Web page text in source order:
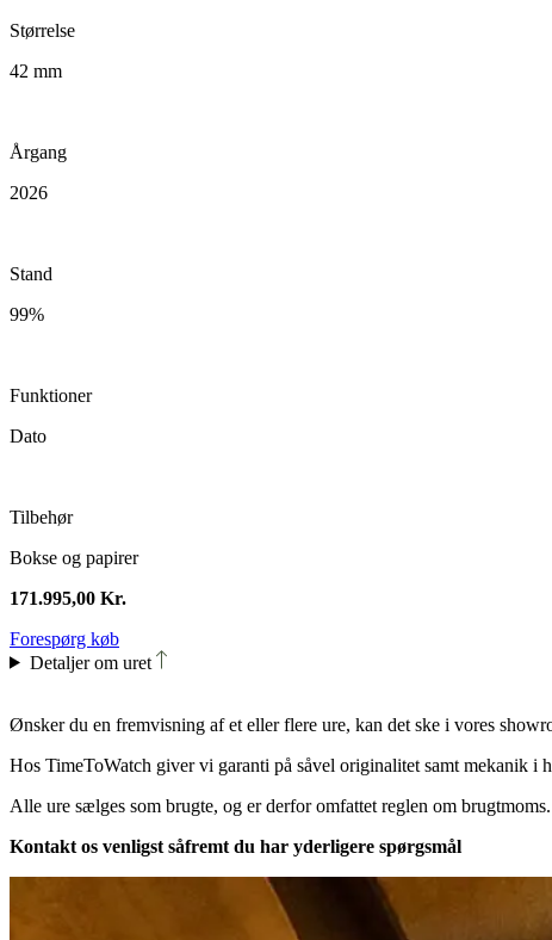
Størrelse
42 mm
Årgang
2026
Stand
99%
Funktioner
Dato
Tilbehør
Bokse og papirer
171.995,00 Kr.
Forespørg køb
Detaljer om uret
Ønsker du en fremvisning af et eller flere ure, kan det ske i vores
Hos TimeToWatch giver vi garanti på såvel originalitet samt mekanik
Alle ure sælges som brugte, og er derfor omfattet reglen om
Kontakt os venligst såfremt du har yderligere spørgsmål